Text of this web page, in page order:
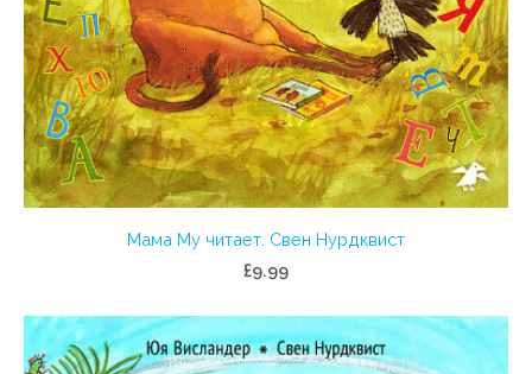
Мама Му читает. Свен Нурдквист
£9.99